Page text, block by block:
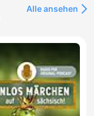
Alle ansehen